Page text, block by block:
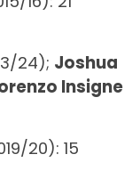
24); Joshua
Insigne
20): 15